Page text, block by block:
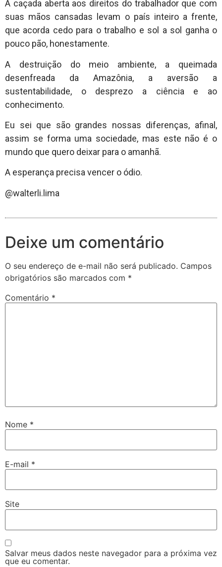
A caçada aberta aos direitos do trabalhador que com
suas mãos cansadas levam o país inteiro a frente,
que acorda cedo para o trabalho e sol a sol ganha o
pouco pão, honestamente.
A destruição do meio ambiente, a queimada
desenfreada da Amazônia, a aversão a
sustentabilidade, o desprezo a ciência e ao
conhecimento.
Eu sei que são grandes nossas diferenças, afinal,
assim se forma uma sociedade, mas este não é o
mundo que quero deixar para o amanhã.
A esperança precisa vencer o ódio.
@walterli.lima
Deixe um comentário
O seu endereço de e-mail não será publicado. Campos
obrigatórios são marcados com *
Comentário *
Nome *
E-mail *
Site
Salvar meus dados neste navegador para a próxima vez
que eu comentar.